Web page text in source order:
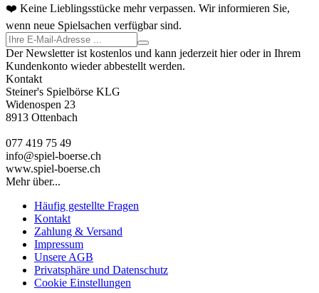
❤️ Keine Lieblingsstücke mehr verpassen. Wir informieren Sie,
wenn neue Spielsachen verfügbar sind.
Der Newsletter ist kostenlos und kann jederzeit hier oder in Ihrem
Kundenkonto wieder abbestellt werden.
Kontakt
Steiner's Spielbörse KLG
Widenospen 23
8913 Ottenbach
077 419 75 49
info@spiel-boerse.ch
www.spiel-boerse.ch
Mehr über...
Häufig gestellte Fragen
Kontakt
Zahlung & Versand
Impressum
Unsere AGB
Privatsphäre und Datenschutz
Cookie Einstellungen